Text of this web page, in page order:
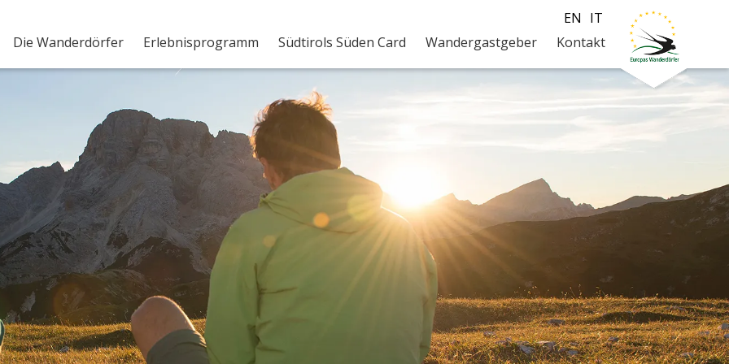
Die Wanderdörfer Erlebnisprogramm Südtirols Süden Card Wandergastgeber Kontakt
EN IT